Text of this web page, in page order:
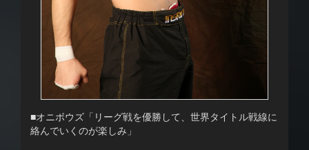
■オニボウズ「リーグ戦を優勝して、世界タイトル戦線に
絡んでいくのが楽しみ」